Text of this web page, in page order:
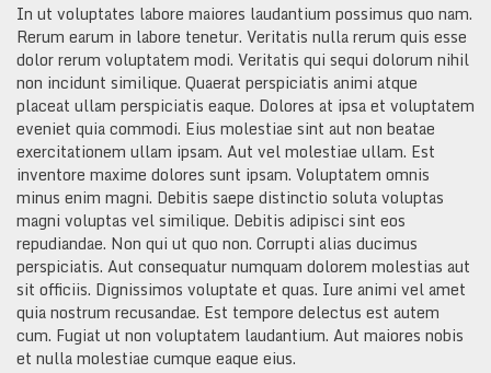
In ut voluptates labore maiores laudantium possimus quo nam.
Rerum earum in labore tenetur. Veritatis nulla rerum quis esse
dolor rerum voluptatem modi. Veritatis qui sequi dolorum nihil
non incidunt similique. Quaerat perspiciatis animi atque
placeat ullam perspiciatis eaque. Dolores at ipsa et voluptatem
eveniet quia commodi. Eius molestiae sint aut non beatae
exercitationem ullam ipsam. Aut vel molestiae ullam. Est
inventore maxime dolores sunt ipsam. Voluptatem omnis
minus enim magni. Debitis saepe distinctio soluta voluptas
magni voluptas vel similique. Debitis adipisci sint eos
repudiandae. Non qui ut quo non. Corrupti alias ducimus
perspiciatis. Aut consequatur numquam dolorem molestias aut
sit officiis. Dignissimos voluptate et quas. Iure animi vel amet
quia nostrum recusandae. Est tempore delectus est autem
cum. Fugiat ut non voluptatem laudantium. Aut maiores nobis
et nulla molestiae cumque eaque eius.